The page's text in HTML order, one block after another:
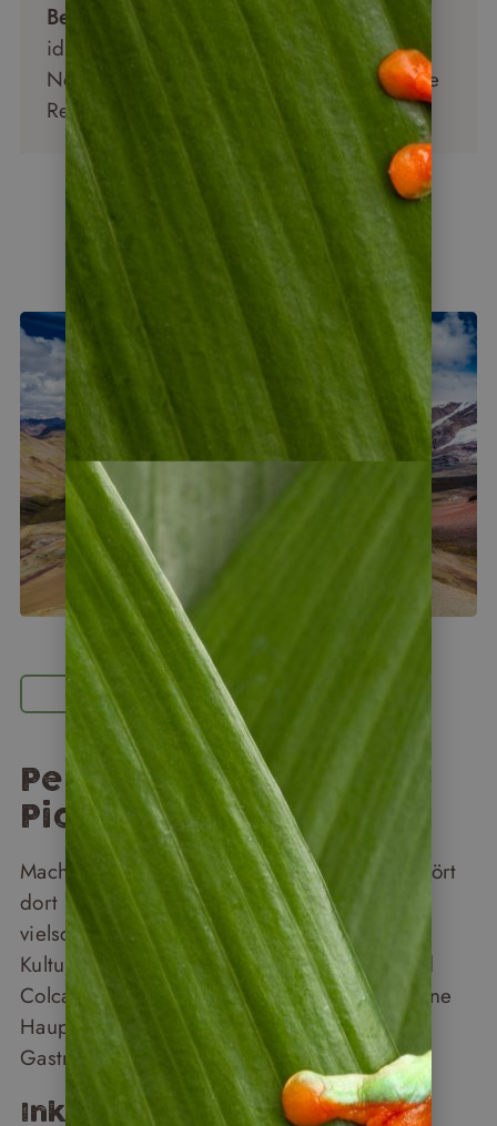
Beste Reisezeit im Herbst:
September ist
ideal, Oktober gut bereisbar. Ab
November beginnt in vielen Regionen die
Regenzeit.
Ecuador Reisen entdecken
Hochkultur & Wildnis
Peru – mehr als Machu
Picchu
Machu Picchu ist weltbekannt – aber Peru hört
dort nicht auf. Das Land gehört zu den
vielschichtigsten Reisezielen der Welt: Inka-
Kultur und Andenlandschaft, Titicacasee und
Colca Canyon, Amazonas-Regenwald und eine
Hauptstadt, die seit Jahren zu den besten
Gastronomiezielen der Welt zählt.
Inka-Kultur und